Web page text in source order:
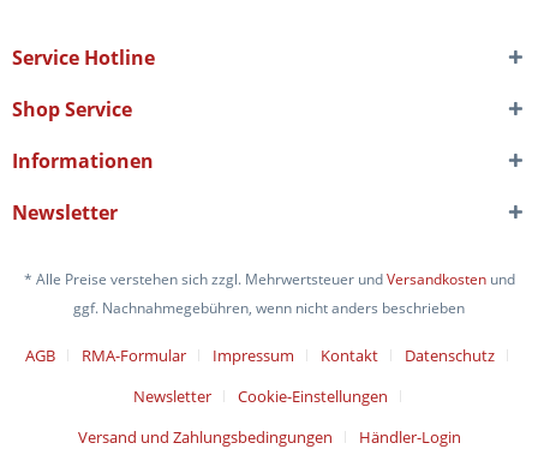
Service Hotline
Shop Service
Informationen
Newsletter
* Alle Preise verstehen sich zzgl. Mehrwertsteuer undVersandkostenund
ggf. Nachnahmegebühren, wenn nicht anders beschrieben
AGB RMA-Formular Impressum Kontakt
Datenschutz
Newsletter
Cookie-Einstellungen
Versand und Zahlungsbedingungen
Händler-Login